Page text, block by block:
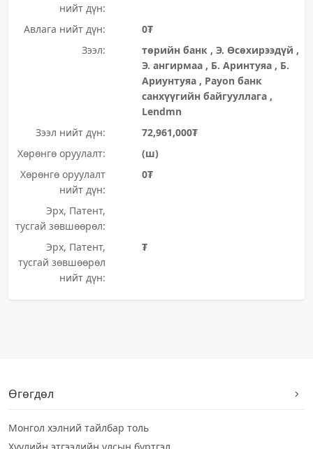
нийт дүн:
Авлага нийт дүн:
0₮
Зээл:
төрийн банк , Э. Өсөхирээдүй ,
Э. ангирмаа , Б. Аринтуяа , Б.
Ариунтуяа , Payon банк
санхүүгийн байгууллага ,
Lendmn
Зээл нийт дүн:
72,961,000₮
Хөрөнгө оруулалт:
(ш)
Хөрөнгө оруулалт
нийт дүн:
0₮
Эрх, Патент,
тусгай зөвшөөрөл:
Эрх, Патент,
тусгай зөвшөөрөл
нийт дүн:
₮
Өгөгдөл
Монгол хэлний тайлбар толь